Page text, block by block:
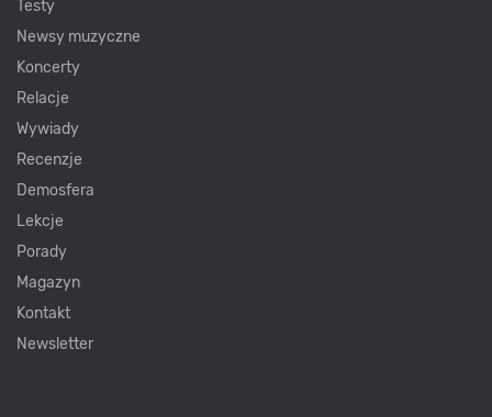
Testy
Newsy muzyczne
Koncerty
Relacje
Wywiady
Recenzje
Demosfera
Lekcje
Porady
Magazyn
Kontakt
Newsletter